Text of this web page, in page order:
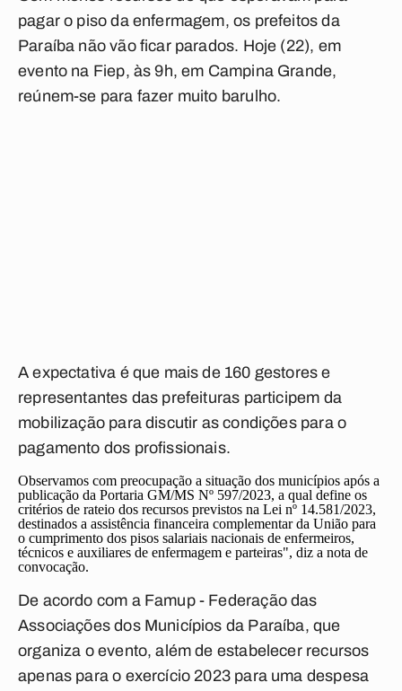
pagar o piso da enfermagem, os prefeitos da
Paraíba não vão ficar parados. Hoje (22), em
evento na Fiep, às 9h, em Campina Grande,
reúnem-se para fazer muito barulho.
A expectativa é que mais de 160 gestores e
representantes das prefeituras participem da
mobilização para discutir as condições para o
pagamento dos profissionais.
Observamos com preocupação a situação dos municípios após a
publicação da Portaria GM/MS Nº 597/2023, a qual define os
critérios de rateio dos recursos previstos na Lei nº 14.581/2023,
destinados a assistência financeira complementar da União para
o cumprimento dos pisos salariais nacionais de enfermeiros,
técnicos e auxiliares de enfermagem e parteiras", diz a nota de
convocação.
De acordo com a Famup - Federação das
Associações dos Municípios da Paraíba, que
organiza o evento, além de estabelecer recursos
apenas para o exercício 2023 para uma despesa